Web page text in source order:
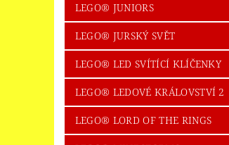
LEGO® JUNIORS
LEGO® JURSKÝ SVĚT
LEGO® LED SVÍTÍCÍ KLÍČENKY
LEGO® LEDOVÉ KRÁLOVSTVÍ 2
LEGO® LORD OF THE RINGS